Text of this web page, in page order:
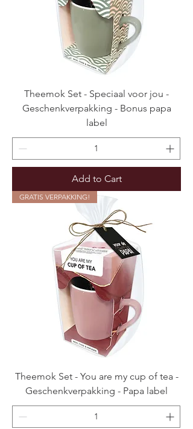
Theemok Set - Speciaal voor jou -
Geschenkverpakking - Bonus papa
label
Add to Cart
GRATIS VERPAKKING!
Theemok Set - You are my cup of tea -
Geschenkverpakking - Papa label